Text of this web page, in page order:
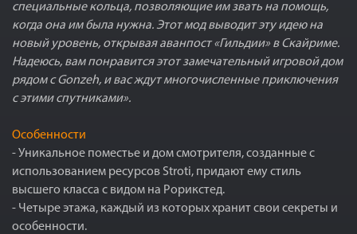
специальные кольца, позволяющие им звать на помощь,
когда она им была нужна. Этот мод выводит эту идею на
новый уровень, открывая аванпост «Гильдии» в Скайриме.
Надеюсь, вам понравится этот замечательный игровой дом
рядом с Gonzeh, и вас ждут многочисленные приключения
с этими спутниками».
Особенности
- Уникальное поместье и дом смотрителя, созданные с
использованием ресурсов Stroti, придают ему стиль
высшего класса с видом на Рорикстед.
- Четыре этажа, каждый из которых хранит свои секреты и
особенности.